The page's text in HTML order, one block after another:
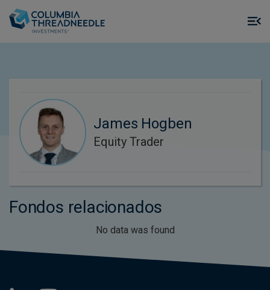
James Hogben
Equity Trader
Fondos relacionados
No data was found